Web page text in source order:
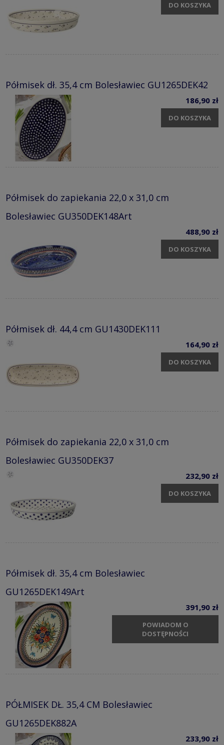
DO KOSZYKA
Półmisek dł. 35,4 cm Bolesławiec GU1265DEK42
186,90 zł
DO KOSZYKA
Półmisek do zapiekania 22,0 x 31,0 cm
Bolesławiec GU350DEK148Art
488,90 zł
DO KOSZYKA
Półmisek dł. 44,4 cm GU1430DEK111
164,90 zł
DO KOSZYKA
Półmisek do zapiekania 22,0 x 31,0 cm
Bolesławiec GU350DEK37
232,90 zł
DO KOSZYKA
Półmisek dł. 35,4 cm Bolesławiec
GU1265DEK149Art
391,90 zł
POWIADOM O
DOSTĘPNOŚCI
PÓŁMISEK DŁ. 35,4 CM Bolesławiec
GU1265DEK882A
233,90 zł